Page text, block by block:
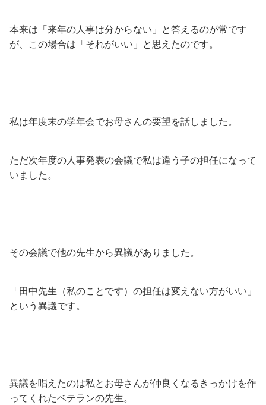
本来は「来年の人事は分からない」と答えるのが常です
が、この場合は「それがいい」と思えたのです。
私は年度末の学年会でお母さんの要望を話しました。
ただ次年度の人事発表の会議で私は違う子の担任になって
いました。
その会議で他の先生から異議がありました。
「田中先生（私のことです）の担任は変えない方がいい」
という異議です。
異議を唱えたのは私とお母さんが仲良くなるきっかけを作
ってくれたベテランの先生。